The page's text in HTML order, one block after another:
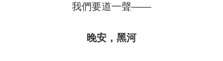
我們要道一聲——
晚安，黑河